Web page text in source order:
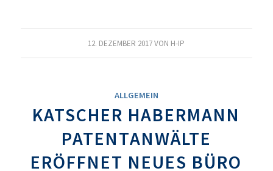
12. DEZEMBER 2017 VON H-IP
ALLGEMEIN
KATSCHER HABERMANN
PATENTANWÄLTE
ERÖFFNET NEUES BÜRO